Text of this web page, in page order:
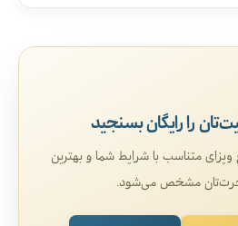
را رایگان بسنجید
ویزای متناسب با شرایط شما و بهترین
مشخص می‌شود.